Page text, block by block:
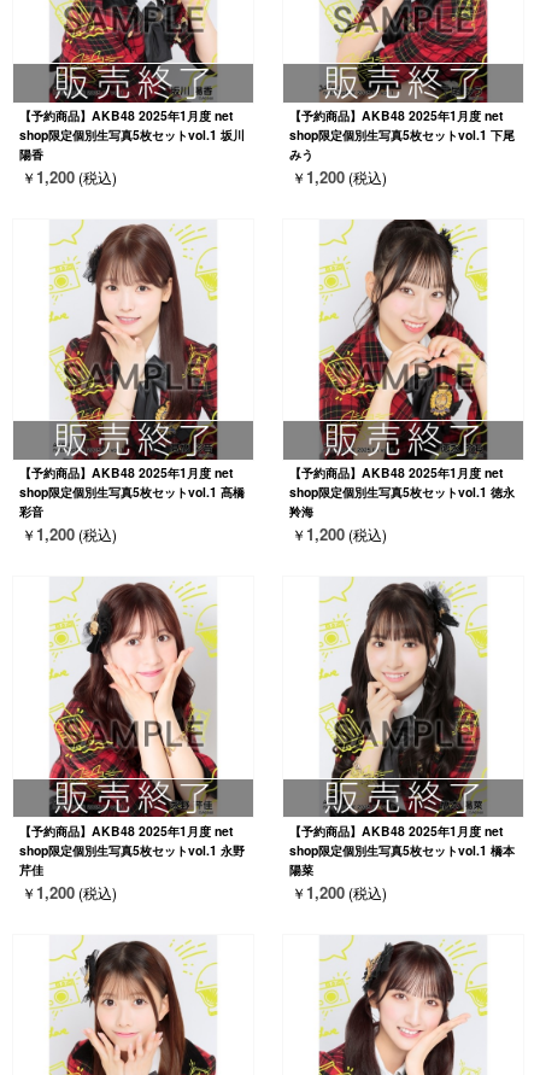
【予約商品】AKB48 2025年1月度 net
shop限定個別生写真5枚セットvol.1 坂川
陽香
￥ 1,200(税込)
【予約商品】AKB48 2025年1月度 net
shop限定個別生写真5枚セットvol.1 下尾
みう
￥ 1,200(税込)
【予約商品】AKB48 2025年1月度 net
shop限定個別生写真5枚セットvol.1 髙橋
彩音
￥ 1,200(税込)
【予約商品】AKB48 2025年1月度 net
shop限定個別生写真5枚セットvol.1 徳永
羚海
￥ 1,200(税込)
【予約商品】AKB48 2025年1月度 net
shop限定個別生写真5枚セットvol.1 永野
芹佳
￥ 1,200(税込)
【予約商品】AKB48 2025年1月度 net
shop限定個別生写真5枚セットvol.1 橋本
陽菜
￥ 1,200(税込)